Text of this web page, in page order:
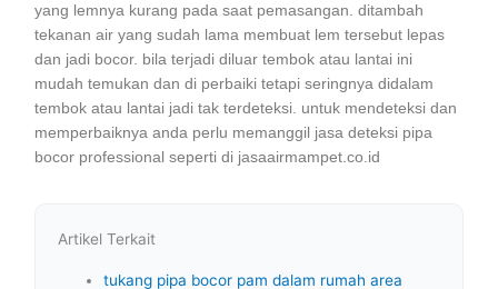
yang lemnya kurang pada saat pemasangan. ditambah
tekanan air yang sudah lama membuat lem tersebut lepas
dan jadi bocor. bila terjadi diluar tembok atau lantai ini
mudah temukan dan di perbaiki tetapi seringnya didalam
tembok atau lantai jadi tak terdeteksi. untuk mendeteksi dan
memperbaiknya anda perlu memanggil jasa deteksi pipa
bocor professional seperti di jasaairmampet.co.id
Artikel Terkait
tukang pipa bocor pam dalam rumah area